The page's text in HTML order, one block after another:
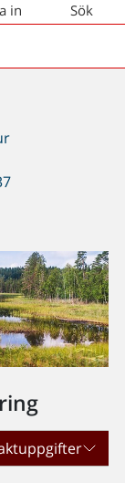
in Sök